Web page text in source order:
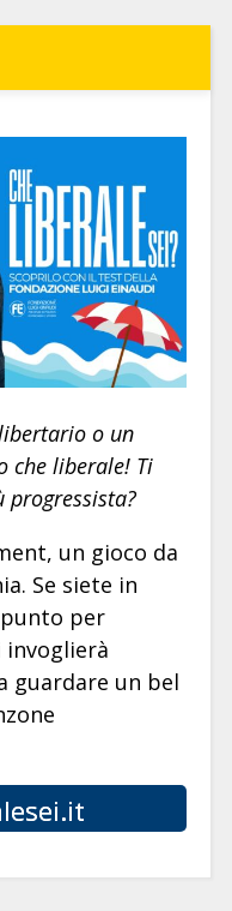
o un
che liberale! Ti
progressista?
un gioco da
Se siete in
per
guardare un bel